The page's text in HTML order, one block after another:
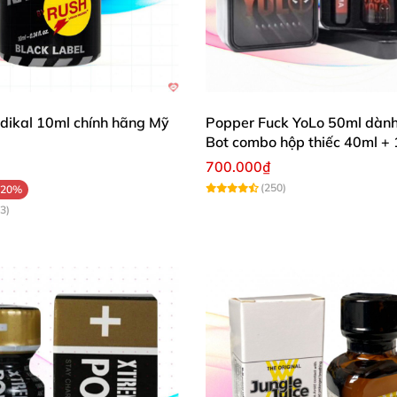
, huyết áp cao
hoặc hen suyễn.
và mắt.
30ml đúng cách
10ml chính hãng Mỹ
Popper Fuck YoLo 50ml
Bot combo hộp thiếc 40ml +
700.000₫
(250)